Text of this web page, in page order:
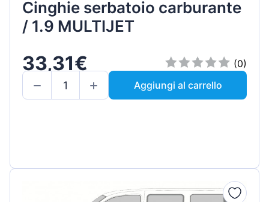
Cinghie serbatoio carburante
/ 1.9 MULTIJET
33,31€
(0)
Aggiungi al carrello